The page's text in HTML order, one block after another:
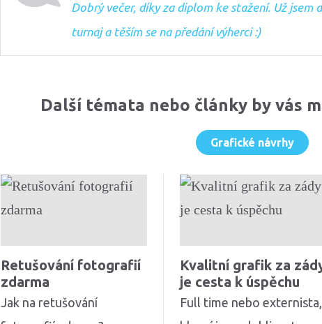
Dobrý večer, díky za diplom ke stažení. Už jsem
turnaj a těším se na předání výherci :)
Další témata nebo články by vás
Grafické návrhy
Retušování fotografií
zdarma
Jak na retušování
Kvalitní grafik za
je cesta k úspěchu
Full time nebo externista,